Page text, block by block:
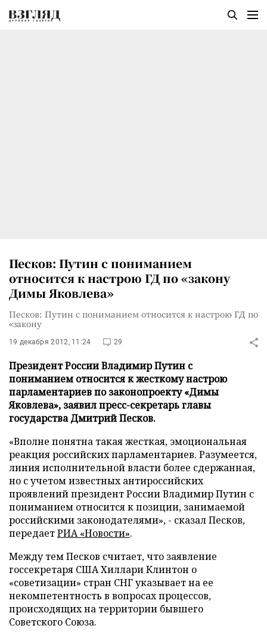
Песков: Путин с пониманием
относится к настрою ГД по «закону
Димы Яковлева»
Песков: Путин с пониманием относится к настрою ГД по
«закону
19 декабря 2012, 11:24 29
Президент России Владимир Путин с
пониманием относится к жесткому настрою
парламентариев по законопроекту «Димы
Яковлева», заявил пресс-секретарь главы
государства Дмитрий Песков.
«Вполне понятна такая жесткая, эмоциональная
реакция российских парламентариев. Разумеется,
линия исполнительной власти более сдержанная,
но с учетом известных антироссийских
проявлений президент России Владимир Путин с
пониманием относится к позиции, занимаемой
российскими законодателями», - сказал Песков,
передаетРИА «Новости».
Между тем Песков считает, что заявление
госсекретаря США Хиллари Клинтон о
«советизации» стран СНГ указывает на ее
некомпетентность в вопросах процессов,
происходящих на территории бывшего
Советского Союза.